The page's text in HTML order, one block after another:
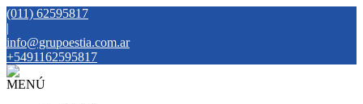
(011) 62595817
|
info@grupoestia.com.ar
+5491162595817
MENÚ